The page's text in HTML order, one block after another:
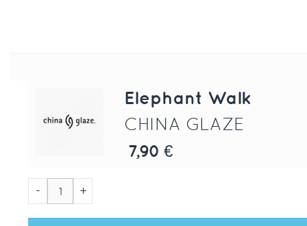
Elephant Walk
CHINA GLAZE
7,90 €
- +